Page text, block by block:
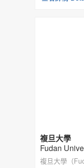
複旦大學
Fudan
複旦大學（